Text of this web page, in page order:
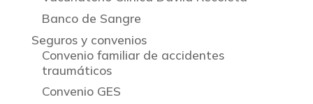
Banco de Sangre
Seguros y convenios
Convenio familiar de accidentes
traumáticos
Convenio GES